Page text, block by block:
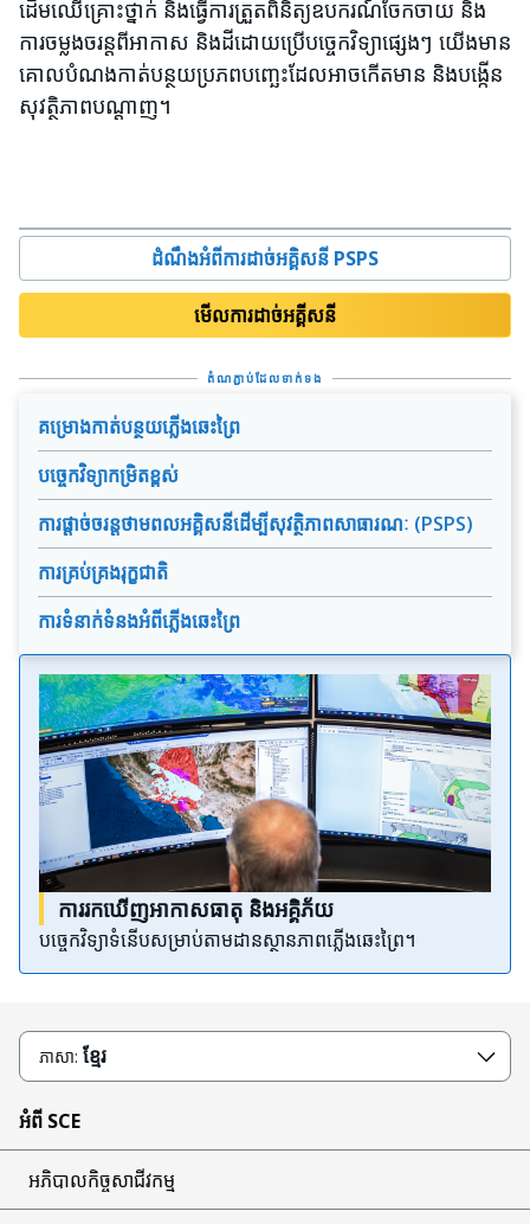
ដើមឈើគ្រោះថ្នាក់ និងធ្វើការត្រួតពិនិត្យឧបករណ៍ចែកចាយ និង
ការចម្លងចរន្តពីអាកាស និងដីដោយប្រើបច្ចេកវិទ្យាផ្សេងៗ យើងមាន
គោលបំណងកាត់បន្ថយប្រភពបញ្ឆេះដែលអាចកើតមាន និងបង្កើន
សុវត្ថិភាពបណ្តាញ។
ដំណឹងអំពីការដាច់អគ្គិសនី PSPS
មើលការដាច់អគ្គីសនី
តំណភ្ជាប់ដែលទាក់ទង
គម្រោងកាត់បន្ថយភ្លើងឆេះព្រៃ
បច្ចេកវិទ្យាកម្រិតខ្ពស់
ការផ្ដាច់ចរន្តថាមពលអគ្គិសនីដើម្បីសុវត្ថិភាពសាធារណៈ (PSPS)
ការគ្រប់គ្រងរុក្ខជាតិ
ការទំនាក់ទំនងអំពីភ្លើងឆេះព្រៃ
ការរកឃើញអាកាសធាតុ និងអគ្គិភ័យ
បច្ចេកវិទ្យាទំនើបសម្រាប់តាមដានស្ថានភាពភ្លើងឆេះព្រៃ។
ភាសា: ខ្មែរ
អំពី SCE
អភិបាលកិច្ចសាជីវកម្ម